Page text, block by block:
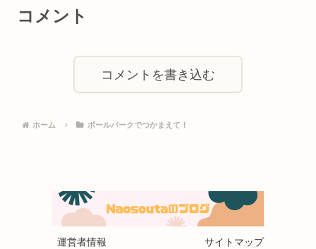
コメント
コメントを書き込む
ホーム ボールパークでつかまえて！
運営者情報
サイトマップ